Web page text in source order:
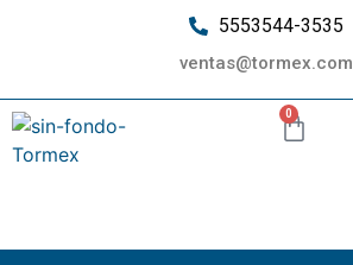
5553544-3535
ventas@tormex.com
0